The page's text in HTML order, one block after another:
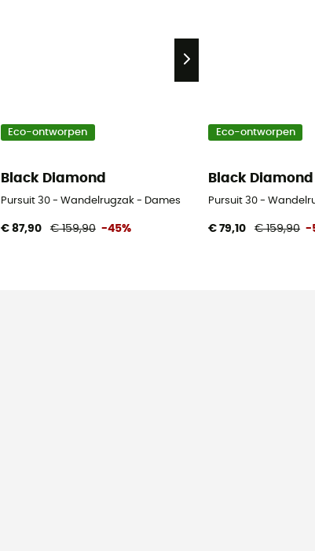
Eco-ontworpen
Black Diamond
Pursuit 30 - Wandelrugzak - Dames
€ 87,90 € 159,90 -45%
Eco-ontworpen
Black Diamond
Pursuit 30 -
€ 79,10 € 159,90 -